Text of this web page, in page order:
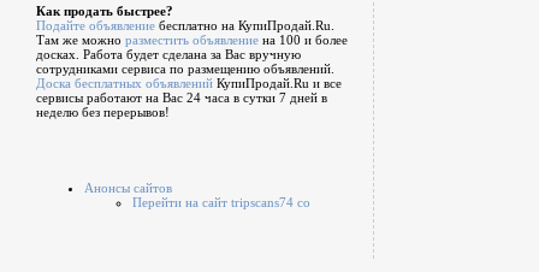
Как продать быстрее?
Подайте объявление бесплатно на КупиПродай.Ru.
Там же можно разместить объявление на 100 и более
досках. Работа будет сделана за Вас вручную
сотрудниками сервиса по размещению объявлений.
Доска бесплатных объявлений КупиПродай.Ru и все
сервисы работают на Вас 24 часа в сутки 7 дней в
неделю без перерывов!
Анонсы сайтов
Перейти на сайт tripscans74 co